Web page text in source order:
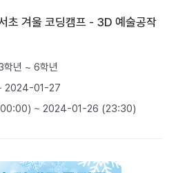
초 겨울 코딩캠프 - 3D 예술공작
학년 ~ 6학년
2024-01-27
~ 2024-01-26 (23:30)